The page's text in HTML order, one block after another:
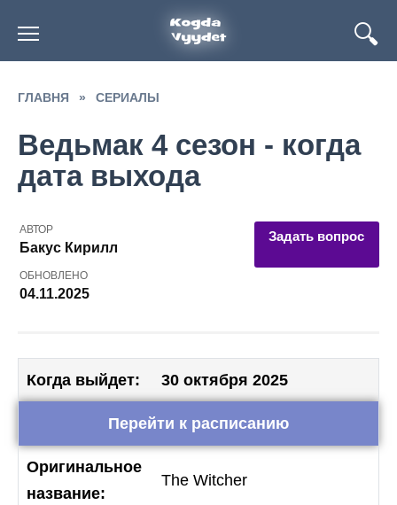
содержанию
ГЛАВНЯ » СЕРИАЛЫ
Ведьмак 4 сезон - когда
дата выхода
АВТОР
Бакус Кирилл
Задать вопрос
ОБНОВЛЕНО
04.11.2025
Когда выйдет: 30 октября 2025
Перейти к расписанию
Оригинальное
название:
The Witcher